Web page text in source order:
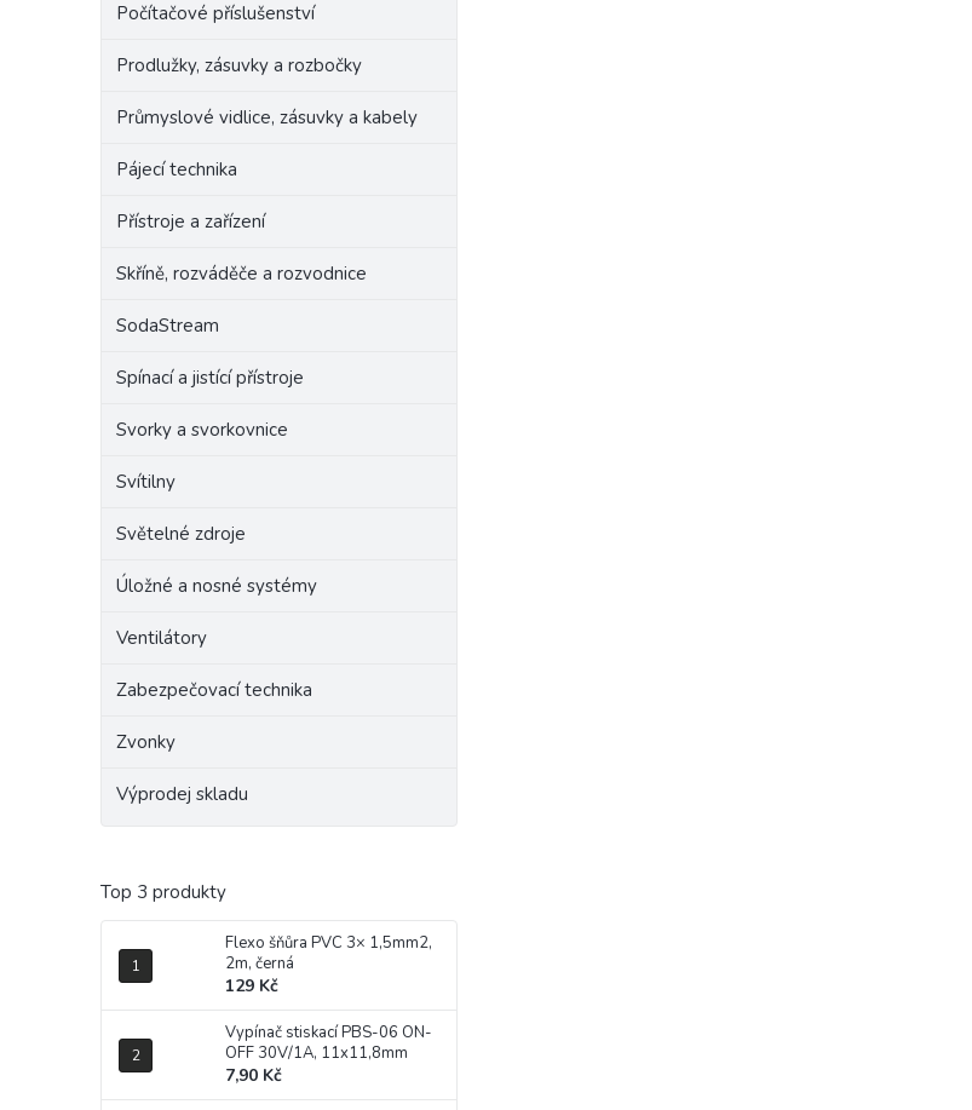
Počítačové příslušenství
Prodlužky, zásuvky a rozbočky
Průmyslové vidlice, zásuvky a kabely
Pájecí technika
Přístroje a zařízení
Skříně, rozváděče a rozvodnice
SodaStream
Spínací a jistící přístroje
Svorky a svorkovnice
Svítilny
Světelné zdroje
Úložné a nosné systémy
Ventilátory
Zabezpečovací technika
Zvonky
Výprodej skladu
Top 3 produkty
Flexo šňůra PVC 3× 1,5mm2,
2m, černá
129 Kč
Vypínač stiskací PBS-06 ON-
OFF 30V/1A, 11x11,8mm
7,90 Kč